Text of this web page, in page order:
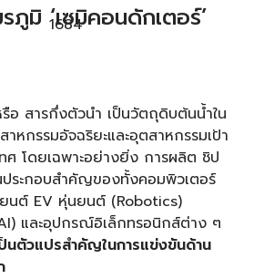
1684
ภูมิ ‘เซมิคอนดักเตอร์’
อ สารกึ่งตัวนำ เป็นวัตถุดิบต้นน้ำใน
หกรรมอัจฉริยะและอุตสาหกรรมเป้า
ศ โดยเฉพาะอย่างยิ่ง การผลิต ชิป
ระกอบสำคัญของทั้งคอมพิวเตอร์
นต์ EV หุ่นยนต์ (Robotics)
และอุปกรณ์อิเล็กทรอนิกส์ต่าง ๆ
นตัวแปรสำคัญในการแข่งขันด้าน